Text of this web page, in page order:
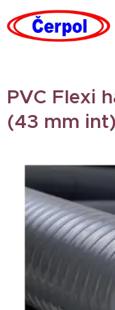
PVC Flexi
(43 mm